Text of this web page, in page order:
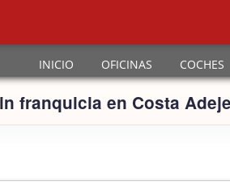
INICIO OFICINAS COCHES
franquicia en Costa Adeje